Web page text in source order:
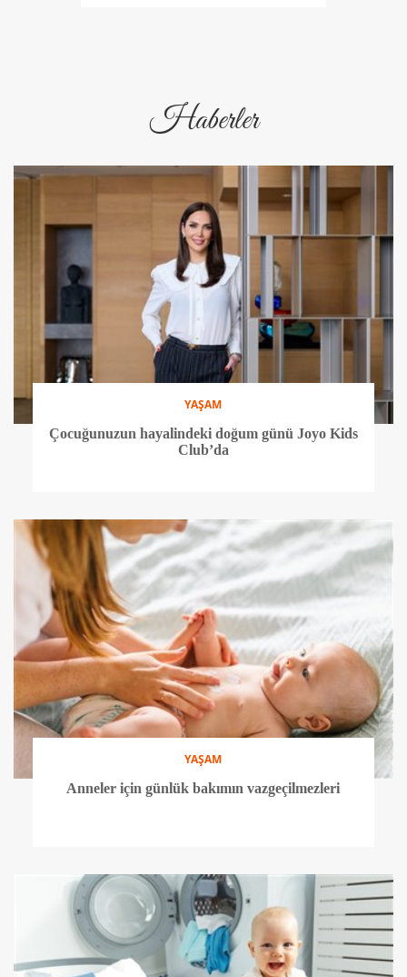
Haberler
YAŞAM
Çocuğunuzun hayalindeki doğum günü Joyo Kids
Club’da
YAŞAM
Anneler için günlük bakımın vazgeçilmezleri